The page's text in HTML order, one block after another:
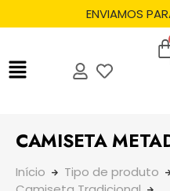
ENVIAMOS
CAMISETA
Início Tipo de produto